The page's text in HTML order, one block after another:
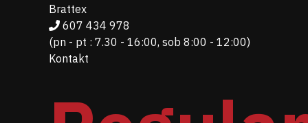
Brattex
607 434 978
(pn - pt : 7.30 - 16:00, sob 8:00 - 12:00)
Kontakt